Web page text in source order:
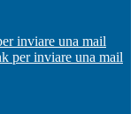
inviare una mail
per inviare una mail